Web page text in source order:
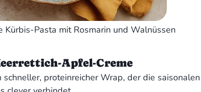
Kürbis-Pasta mit Rosmarin und Walnüssen
Apfel-Creme
proteinreicher Wrap, der die